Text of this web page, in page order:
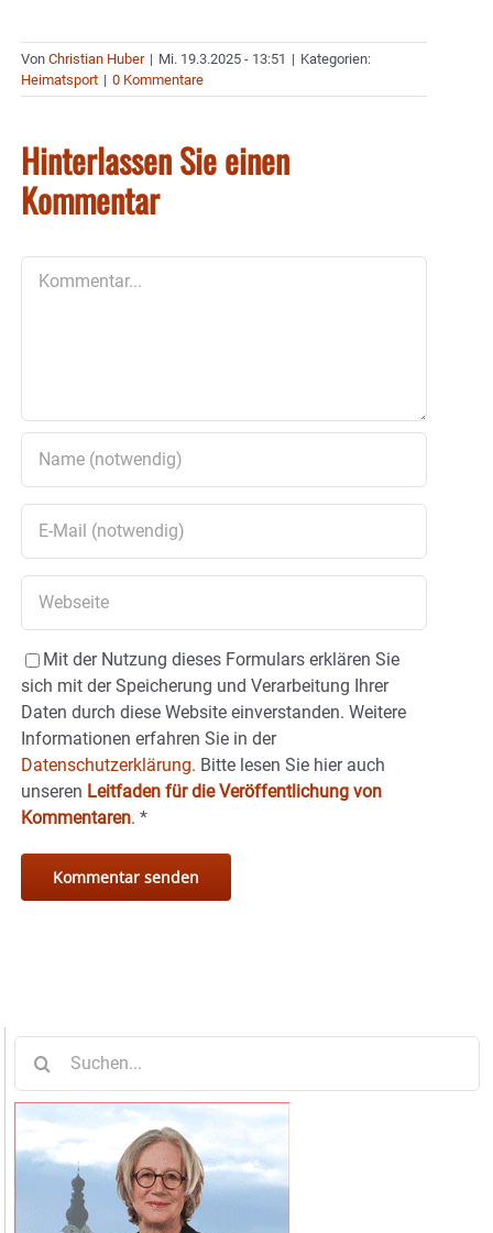
Von Christian Huber | Mi. 19.3.2025 - 13:51 | Kategorien:
Heimatsport | 0 Kommentare
Hinterlassen Sie einen
Kommentar
Mit der Nutzung dieses Formulars erklären Sie
sich mit der Speicherung und Verarbeitung Ihrer
Daten durch diese Website einverstanden. Weitere
Informationen erfahren Sie in der
Datenschutzerklärung. Bitte lesen Sie hier auch
unseren Leitfaden für die Veröffentlichung von
Kommentaren. *
nach: